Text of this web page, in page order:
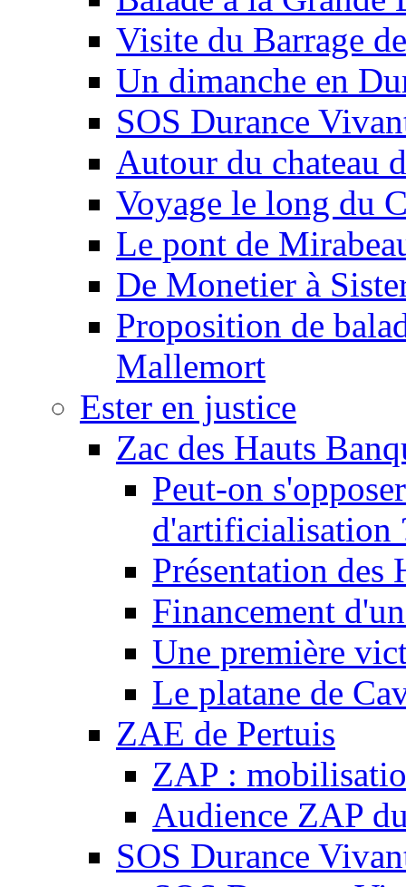
Visite du Barrage
Un dimanche en
SOS Durance
Autour du chateau
Voyage le long du
Le pont de
De Monetier à
Proposition de
Mallemort
Ester en justice
Zac des Hauts
Peut-on
d'artificialisation
Présentation des
Financement
Une première
Le platane de
ZAE de Pertuis
ZAP :
Audience ZAP
SOS Durance